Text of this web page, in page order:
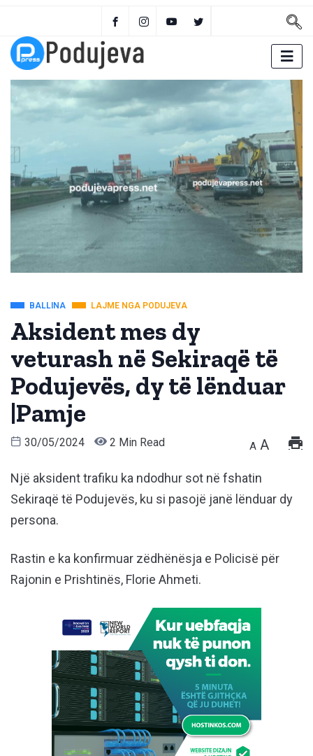
BALLINA LAJME NGA PODUJEVA
Aksident mes dy
veturash në Sekiraqë të
Podujevës, dy të lënduar
|Pamje
30/05/2024 2 Min Read A A
Një aksident trafiku ka ndodhur sot në fshatin
Sekiraqë të Podujevës, ku si pasojë janë lënduar dy
persona.
Rastin e ka konfirmuar zëdhënësja e Policisë për
Rajonin e Prishtinës, Florie Ahmeti.